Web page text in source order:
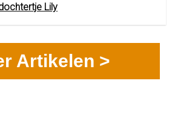
Lily
Artikelen >